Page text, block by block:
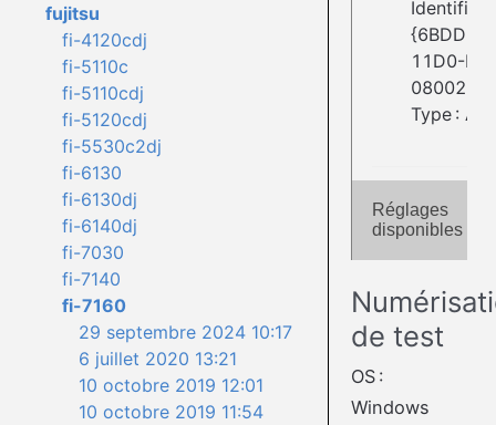
fujitsu
fi-4120cdj
fi-5110c
fi-5110cdj
fi-5120cdj
fi-5530c2dj
fi-6130
fi-6130dj
fi-6140dj
fi-7030
fi-7140
fi-7160
29 septembre 2024 10:17
6 juillet 2020 13:21
10 octobre 2019 12:01
10 octobre 2019 11:54
Identifiant
11D0-
Type : Adf
Réglages
disponibles
de test
OS :
Windows